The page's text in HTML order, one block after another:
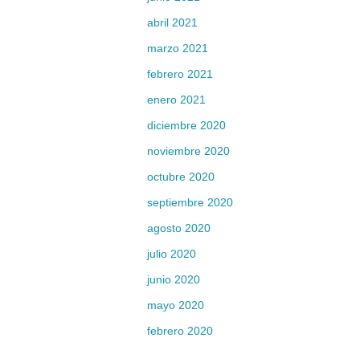
abril 2021
marzo 2021
febrero 2021
enero 2021
diciembre 2020
noviembre 2020
octubre 2020
septiembre 2020
agosto 2020
julio 2020
junio 2020
mayo 2020
febrero 2020